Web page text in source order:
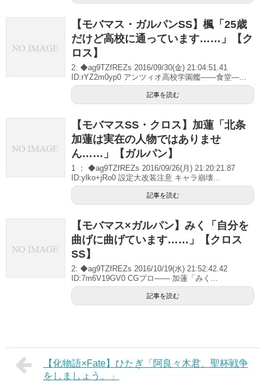
【モバマス・ガルパンSS】楓「25歳
だけど高校に通っています……」【ク
ロス】
2: ◆ag9TZfREZs 2016/09/30(金) 21:04:51.41
ID:rYZ2m0yp0 アンツィオ高校学園艦――食堂―...
記事を読む
【モバマスSS・クロス】加蓮「北条
加蓮は実在の人物ではありませ
ん……」【ガルパン】
1 ： ◆ag9TZfREZs 2016/09/26(月) 21:20:21.87
ID:ylko+jRo0 設定大改装注意 キャラ崩壊...
記事を読む
【モバマス×ガルパン】みく「自分を
曲げに曲げています……」【クロス
SS】
2: ◆ag9TZfREZs 2016/10/19(水) 21:52:42.42
ID:7m6V19GV0 CGプロ―― 加蓮「みく...
記事を読む
【化物語×Fate】ひたぎ「阿良々木君、聖杯戦争
をしましょう。」